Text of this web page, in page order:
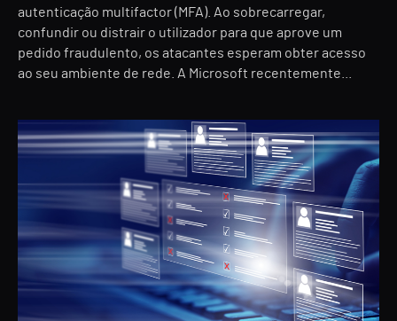
autenticação multifactor (MFA). Ao sobrecarregar,
confundir ou distrair o utilizador para que aprove um
pedido fraudulento, os atacantes esperam obter acesso
ao seu ambiente de rede. A Microsoft recentemente...